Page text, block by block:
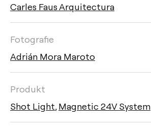
Carles Faus Arquitectura
Fotografie
Adrián Mora Maroto
Produkt
Shot Light,Magnetic 24V System